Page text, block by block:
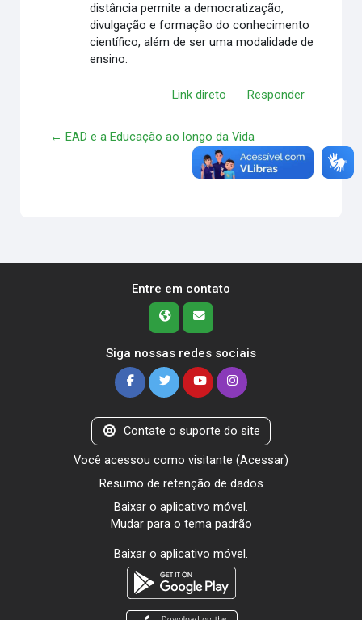
distância permite a democratização,
divulgação e formação do conhecimento
científico, além de ser uma modalidade de
ensino.
Link direto Responder
← EAD e a Educação ao longo da Vida
Andragogia →
Entre em contato
Siga nossas redes sociais
Contate o suporte do site
Você acessou como visitante (Acessar)
Resumo de retenção de dados
Baixar o aplicativo móvel.
Mudar para o tema padrão
Baixar o aplicativo móvel.